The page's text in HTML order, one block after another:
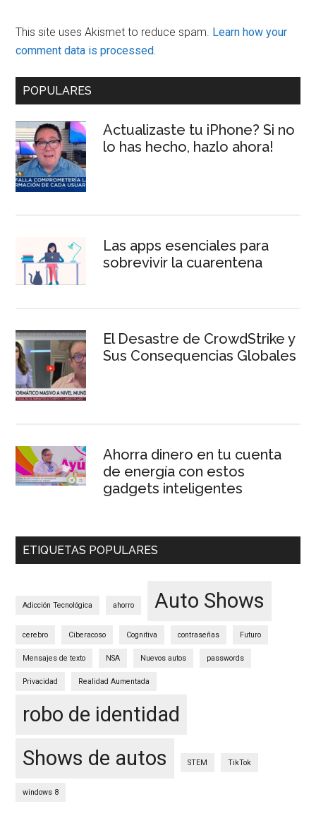
This site uses Akismet to reduce spam. Learn how your
comment data is processed.
Primary
POPULARES
Actualizaste tu iPhone? Si no
lo has hecho, hazlo ahora!
Las apps esenciales para
sobrevivir la cuarentena
El Desastre de CrowdStrike y
Sus Consequencias Globales
Ahorra dinero en tu cuenta
de energía con estos
gadgets inteligentes
ETIQUETAS POPULARES
Adicción Tecnológica ahorro Auto Shows
cerebro Ciberacoso Cognitiva contraseñas Futuro
Mensajes de texto NSA Nuevos autos passwords
Privacidad Realidad Aumentada
robo de identidad
Shows de autos
STEM TikTok
windows 8